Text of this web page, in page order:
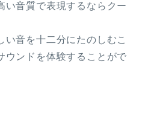
い音質で表現するならクー
い音を十二分にたのしむこ
ウンドを体験することがで